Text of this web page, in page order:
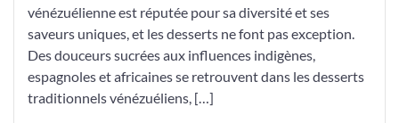
vénézuélienne est réputée pour sa diversité et ses
saveurs uniques, et les desserts ne font pas exception.
Des douceurs sucrées aux influences indigènes,
espagnoles et africaines se retrouvent dans les desserts
traditionnels vénézuéliens, […]